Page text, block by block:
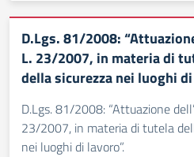
D.Lgs. 81/2008:
L. 23/2007, in materia di
della sicurezza nei luoghi
D.Lgs. 81/2008: “Attuazione
23/2007, in materia di tutela
nei luoghi di lavoro”.